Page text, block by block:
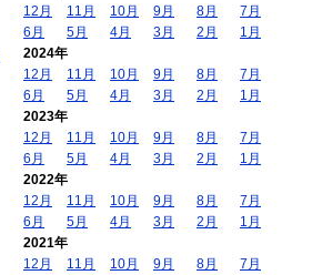
12月
11月 10月 9月 8月
7月
6月
5月 4月 3月 2月
1月
2024年
12月
11月 10月 9月 8月
7月
6月
5月 4月 3月 2月
1月
2023年
12月
11月 10月 9月 8月
7月
6月
5月 4月 3月 2月
1月
2022年
12月
11月 10月 9月 8月
7月
6月
5月 4月 3月 2月
1月
2021年
12月
11月 10月 9月 8月
7月